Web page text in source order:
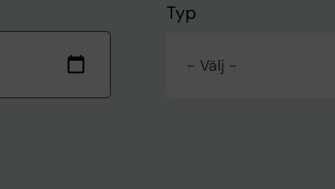
Typ
- Välj -